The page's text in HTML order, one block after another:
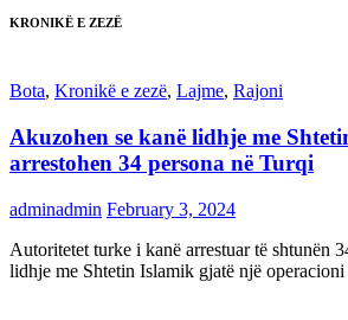
KRONIKË E ZEZË
Bota, Kronikë e zezë, Lajme, Rajoni
Akuzohen se kanë lidhje me
arrestohen 34 persona në Turqi
adminadmin February 3, 2024
Autoritetet turke i kanë arrestuar të shtunën
lidhje me Shtetin Islamik gjatë një